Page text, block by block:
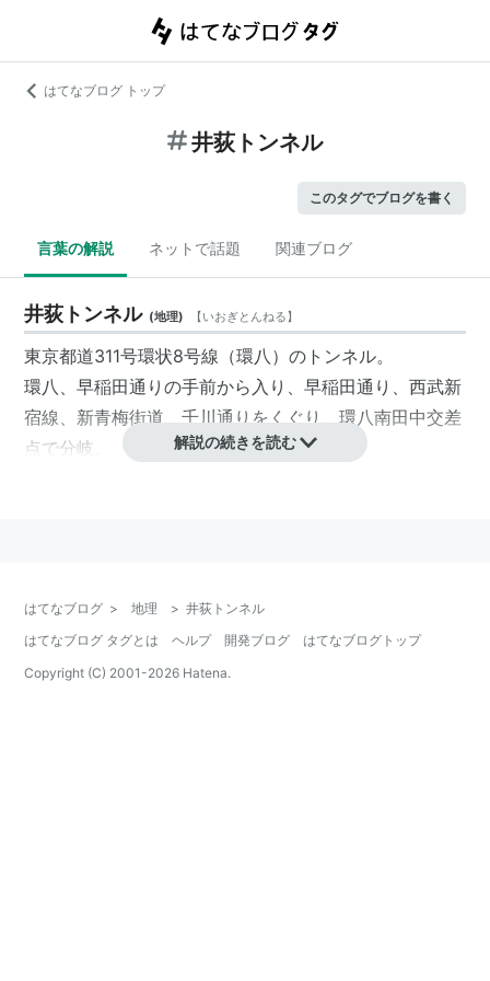
はてなブログ トップ
井荻トンネル
このタグでブログを書く
言葉の解説 ネットで話題 関連ブログ
井荻トンネル (地理) 【いおぎとんねる】
東京都道311号環状8号線（環八）のトンネル。
環八、早稲田通りの手前から入り、早稲田通り、西武新
宿線、新青梅街道、千川通りをくぐり、環八南田中交差
点で分岐。
サミット井荻駅前店前に北換気所、ホンダ井荻店前に南
換気所がある。
トンネル内で事故が発生すると、アナウンスが流れる。
解説の続きを読む
はてなブログ > 地理 > 井荻トンネル
はてなブログ タグとは
ヘルプ 開発ブログ
はてなブログトップ
Copyright (C) 2001-2026 Hatena.